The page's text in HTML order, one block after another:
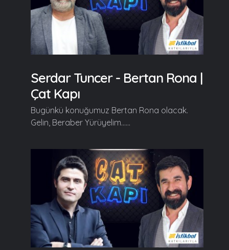
Serdar Tuncer - Bertan Rona |
Çat Kapı
Bugünkü konuğumuz Bertan Rona olacak.
Gelin, Beraber Yürüyelim......